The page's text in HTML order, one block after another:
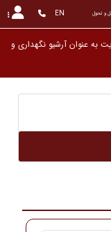
و تحول EN
به عنوان آرشیو نگهداری و